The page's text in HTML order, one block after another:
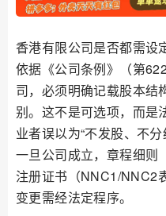
香港有限公司是否都需设
依据《公司条例》（第
司，必须明确记载股本结
别。这不是可选项，而是
业者误以为“不发股、不
一旦公司成立，章程细
注册证书（NNC1/NNC2
变更需经法定程序。